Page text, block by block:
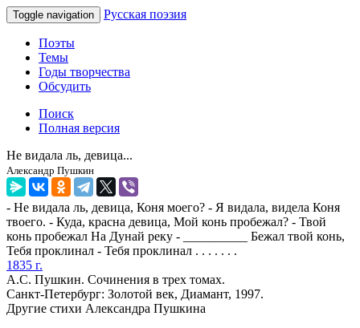
Toggle navigation Русская поэзия
Поэты
Темы
Годы творчества
Обсудить
Поиск
Полная версия
Не видала ль, девица...
Александр Пушкин
- Не видала ль, девица, Коня моего? - Я видала, видела Коня
твоего. - Куда, красна девица, Мой конь пробежал? - Твой
конь пробежал На Дунай реку - __________ Бежал твой конь,
Тебя проклинал - Тебя проклинал . . . . . . .
1835 г.
А.С. Пушкин. Сочинения в трех томах.
Санкт-Петербург: Золотой век, Диамант, 1997.
Другие стихи Александра Пушкина